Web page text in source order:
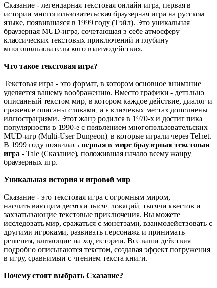
Сказание - легендарная текстовая онлайн игра, первая в
истории многопользовательская браузерная игра на русском
языке, появившаяся в 1999 году (Тэйл). Это уникальная
браузерная MUD-игра, сочетающая в себе атмосферу
классических текстовых приключений и глубину
многопользовательского взаимодействия.
Что такое текстовая игра?
Текстовая игра - это формат, в котором основное внимание
уделяется вашему воображению. Вместо графики - детально
описанный текстом мир, в котором каждое действие, диалог и
сражение описаны словами, а в ключевых местах дополнены
иллюстрациями. Этот жанр родился в 1970-х и достиг пика
популярности в 1990-е с появлением многопользовательских
MUD-игр (Multi-User Dungeon), в которые играли через Telnet.
В 1999 году появилась первая в мире браузерная текстовая
игра - Tale (Сказание), положившая начало всему жанру
браузерных игр.
Уникальная история и игровой мир
Сказание - это текстовая игра с огромным миром,
насчитывающим десятки тысяч локаций, тысячи квестов и
захватывающие текстовые приключения. Вы можете
исследовать мир, сражаться с монстрами, взаимодействовать с
другими игроками, развивать персонажа и принимать
решения, влияющие на ход истории. Все ваши действия
подробно описываются текстом, создавая эффект погружения
в игру, сравнимый с чтением текста книги.
Почему стоит выбрать Сказание?